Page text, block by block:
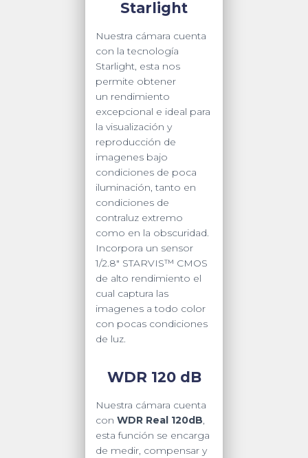
Starlight
Nuestra cámara cuenta
con la tecnología
Starlight, esta nos
permite obtener
un rendimiento
excepcional e ideal para
la visualización y
reproducción de
imagenes bajo
condiciones de poca
iluminación, tanto en
condiciones de
contraluz extremo
como en la obscuridad.
Incorpora un sensor
1/2.8″ STARVIS™ CMOS
de alto rendimiento el
cual captura las
imagenes a todo color
con pocas condiciones
de luz.
WDR 120 dB
Nuestra cámara cuenta
con WDR Real 120dB,
esta función se encarga
de medir, compensar y